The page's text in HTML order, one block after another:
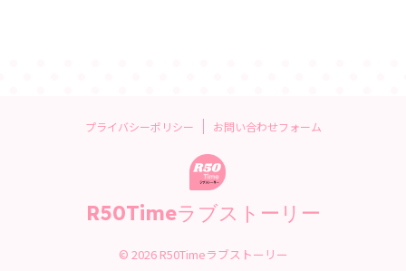
プライバシーポリシー お問い合わせフォーム
R50Timeラブストーリー
© 2026 R50Timeラブストーリー